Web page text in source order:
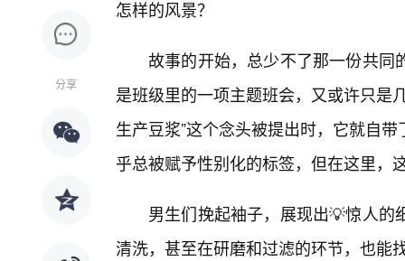
分享
怎样的风景？
故事的开始，总少不了那一份共同
是班级里的一项主题班会，又或许只是
生产豆浆”这个念头被提出时，它就自
乎总被赋予性别化的标签，但在这里，
男生们挽起袖子，展现出💡惊人
清洗，甚至在研磨和过滤的环节，也能